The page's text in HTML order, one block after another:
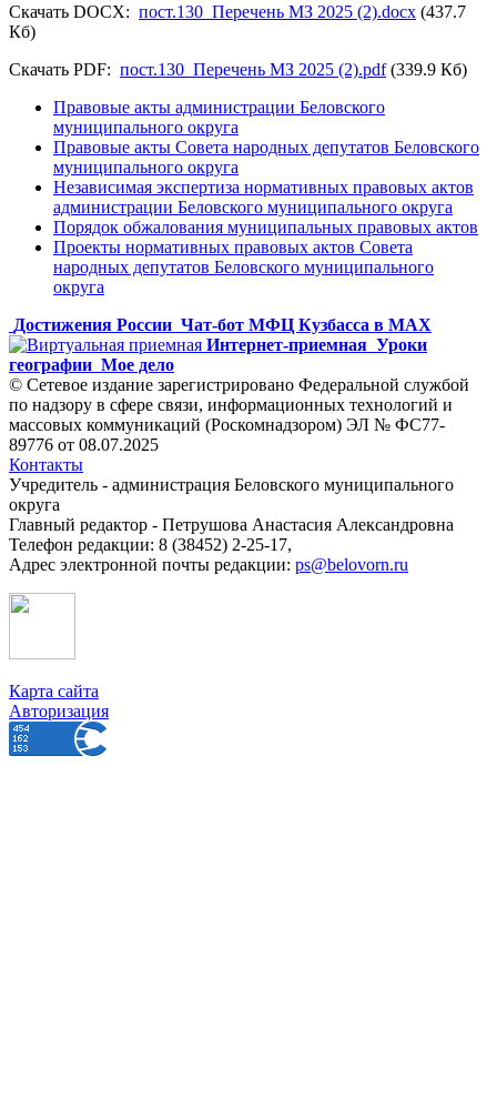
Скачать DOCX: пост.130_Перечень МЗ 2025 (2).docx (437.7
Кб)
Скачать PDF: пост.130_Перечень МЗ 2025 (2).pdf(339.9 Кб)
Правовые акты администрации Беловского
муниципального округа
Правовые акты Совета народных депутатов Беловского
муниципального округа
Независимая экспертиза нормативных правовых актов
администрации Беловского муниципального округа
Порядок обжалования муниципальных правовых актов
Проекты нормативных правовых актов Совета
народных депутатов Беловского муниципального
округа
Достижения России Чат-бот МФЦ Кузбасса в MAX
Интернет-приемная Уроки
географии Мое дело
© Сетевое издание зарегистрировано Федеральной службой
по надзору в сфере связи, информационных технологий и
массовых коммуникаций (Роскомнадзором) ЭЛ № ФС77-
89776 от 08.07.2025
Контакты
Учредитель - администрация Беловского муниципального
округа
Главный редактор - Петрушова Анастасия Александровна
Телефон редакции: 8 (38452) 2-25-17,
Адрес электронной почты редакции: ps@belovorn.ru
Карта сайта
Авторизация